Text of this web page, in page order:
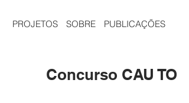
SOBRE
PROJETOS PUBLICAÇÕES
Concurso CAU TO